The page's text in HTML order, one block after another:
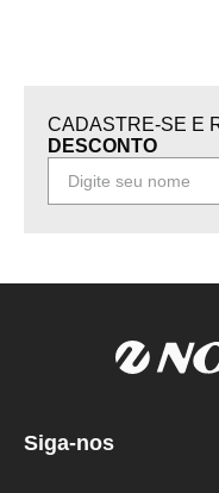
CADASTRE-SE E
DESCONTO
Siga-nos